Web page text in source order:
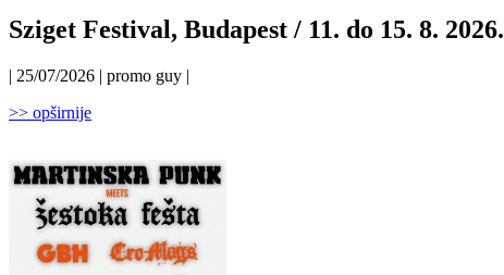
Sziget Festival, Budapest / 11. do 15. 8. 2026.
| 25/07/2026 | promo guy |
>> opširnije